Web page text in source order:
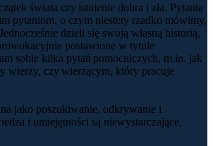
świata czy istnienie dobra i zła. Pytania
pytaniom, o czym niestety rzadko mówimy,
dzieli się swoją własną historią,
postawione w tytule
sobie kilka pytań pomocniczych, m.in. jak
wierzy, czy wierzącym, który pracuje
jako poszukiwanie, odkrywanie i
i umiejętności są niewystarczające,